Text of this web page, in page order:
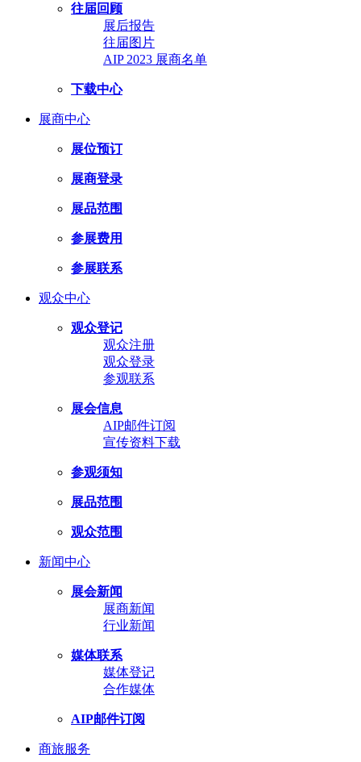
往届回顾
展后报告
往届图片
AIP 2023 展商名单
下载中心
展商中心
展位预订
展商登录
展品范围
参展费用
参展联系
观众中心
观众登记
观众注册
观众登录
参观联系
展会信息
AIP邮件订阅
宣传资料下载
参观须知
展品范围
观众范围
新闻中心
展会新闻
展商新闻
行业新闻
媒体联系
媒体登记
合作媒体
AIP邮件订阅
商旅服务